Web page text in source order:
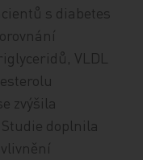
s diabetes
VLDL
zvýšila
doplnila